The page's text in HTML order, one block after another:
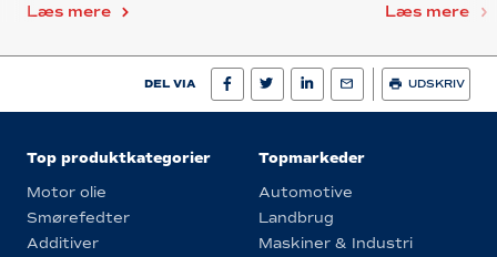
Læs mere Læs mere
DEL VIA UDSKRIV
Top produktkategorier
Motor olie
Smørefedter
Additiver
Topmarkeder
Automotive
Landbrug
Maskiner & Industri